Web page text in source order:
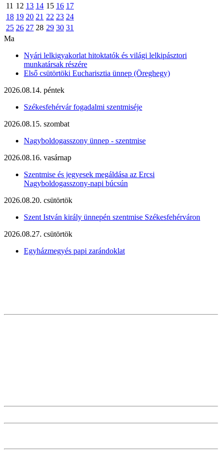
11 12 13 14 15 16 17
18 19 20 21 22 23 24
25 26 27 28 29 30 31
Ma
Nyári lelkigyakorlat hitoktatók és világi lelkipásztori
munkatársak részére
Első csütörtöki Eucharisztia ünnep (Öreghegy)
2026.08.14. péntek
Székesfehérvár fogadalmi szentmiséje
2026.08.15. szombat
Nagyboldogasszony ünnep - szentmise
2026.08.16. vasárnap
Szentmise és jegyesek megáldása az Ercsi
Nagyboldogasszony-napi búcsún
2026.08.20. csütörtök
Szent István király ünnepén szentmise Székesfehérváron
2026.08.27. csütörtök
Egyházmegyés papi zarándoklat